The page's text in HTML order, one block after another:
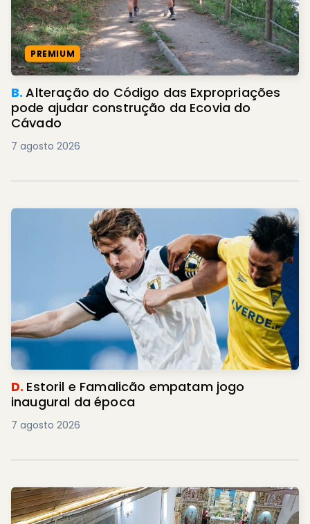
PREMIUM
B.Alteração do Código das Expropriações
pode ajudar construção da Ecovia do
Cávado
7 agosto 2026
D. Estoril e Famalicão empatam jogo
inaugural da época
7 agosto 2026